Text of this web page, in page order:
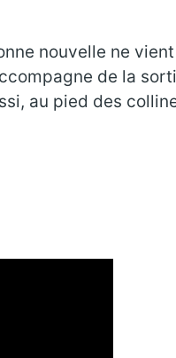
nouvelle ne
de la
au pied des